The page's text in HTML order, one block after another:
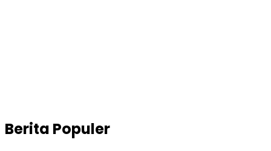
Berita Populer